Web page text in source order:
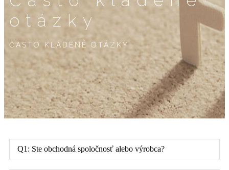
otázky
ČASTO KLADENÉ OTÁZKY
Q1: Ste obchodná spoločnosť alebo výrobca?